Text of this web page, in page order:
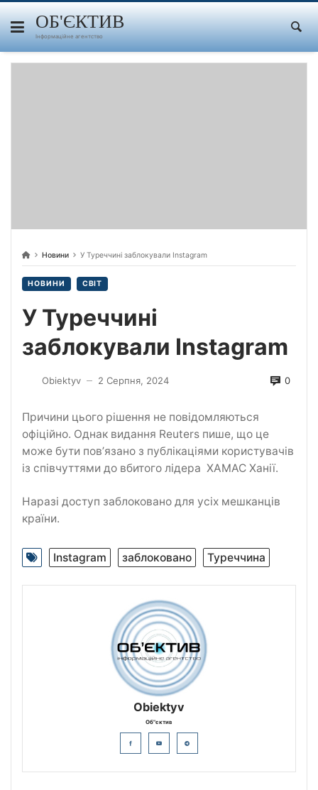
Skip
content ОБ'ЄКТИВ
Інформаційне агентство
Новини У Туреччині заблокували Instagram
НОВИНИ СВІТ
У Туреччині
заблокували Instagram
Obiektyv — 2 Серпня, 2024 0
Причини цього рішення не повідомляються
офіційно. Однак видання Reuters пише, що це
може бути повʼязано з публікаціями користувачів
із співчуттями до вбитого лідера ХАМАС Ханії.
Наразі доступ заблоковано для усіх мешканців
країни.
Instagram заблоковано Туреччина
Obiektyv
Об"єктив